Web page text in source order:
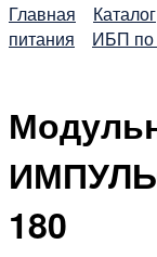
Главная Каталог
питания
ИБП по
180